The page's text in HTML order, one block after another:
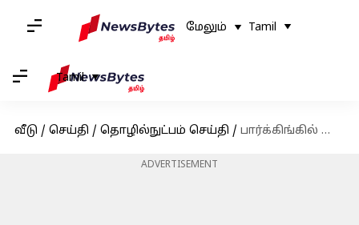
மேலும் Tamil
Tamil
வீடு / செய்தி / தொழில்நுட்பம் செய்தி / பார்க்கிங்கில் காரை கண்டறியும் திறன்; ரே-பான் ஸ்மார்ட் கண்ணாடிகளில் சூப்பர் அப்டேட் கொடுத்த மெட்டா நிறுவனம்
ADVERTISEMENT